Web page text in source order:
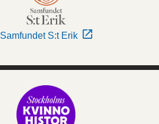
Samfundet S:t Erik